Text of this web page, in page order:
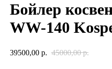
Бойлер
WW-140
39500,00 р. 45000,00 р.